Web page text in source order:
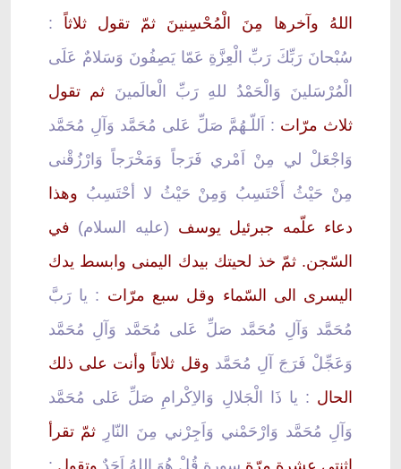
اللهُ وآخرها مِنَ الْمُحْسِنينَ ثمّ تقول ثلاثاً :
سُبْحانَ رَبِّكَ رَبِّ الْعِزَّةِ عَمّا يَصِفُونَ وَسَلامٌ عَلَى
الْمُرْسَلينَ وَالْحَمْدُ للهِ رَبِّ الْعالَمينَ ثم تقول
ثلاث مرّات : اَللّـهُمَّ صَلِّ عَلى مُحَمَّد وَآلِ مُحَمَّد
وَاجْعَلْ لي مِنْ اَمْري فَرَجاً وَمَخْرَجاً وَارْزُقْنى
مِنْ حَيْثُ أَحْتَسِبُ وَمِنْ حَيْثُ لا أحْتَسِبُ وهذا
دعاء علّمه جبرئيل يوسف (عليه السلام) في
السّجن. ثمّ خذ لحيتك بيدك اليمنى وابسط يدك
اليسرى الى السّماء وقل سبع مرّات : يا رَبَّ
مُحَمَّد وَآلِ مُحَمَّد صَلِّ عَلى مُحَمَّد وَآلِ مُحَمَّد
وَعَجِّلْ فَرَجَ آلِ مُحَمَّد وقل ثلاثاً وأنت على ذلك
الحال : يا ذَا الْجَلالِ وَالاِكْرامِ صَلِّ عَلى مُحَمَّد
وَآلِ مُحَمَّد وَارْحَمْني وَاَجِرْني مِنَ النّارِ ثمّ تقرأ
اثنتي عشرة مرّة سورة قُلْ هُوَ اللهُ اَحَدٌ وتقول :